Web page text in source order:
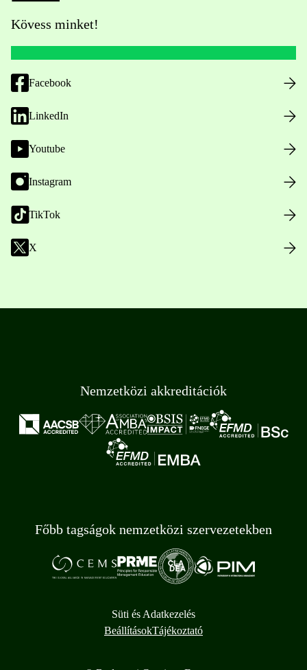
Kövess minket!
Facebook
LinkedIn
Youtube
Instagram
TikTok
X
Nemzetközi akkreditációk
Főbb tagságok nemzetközi szervezetekben
Süti és Adatkezelés
BeállításokTájékoztató